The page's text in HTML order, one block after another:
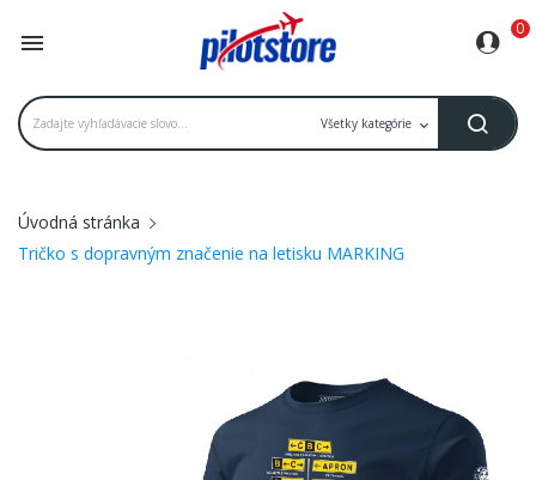

0
Úvodná stránka
Tričko s dopravným značenie na letisku MARKING